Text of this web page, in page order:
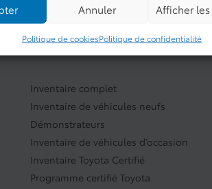
Annuler Afficher
Politique de cookiesPolitique de confidentialité
INVENTAIRE
Inventaire complet
Inventaire de véhicules neufs
Démonstrateurs
Inventaire de véhicules d’occasion
Inventaire Toyota Certifié
Programme certifié Toyota